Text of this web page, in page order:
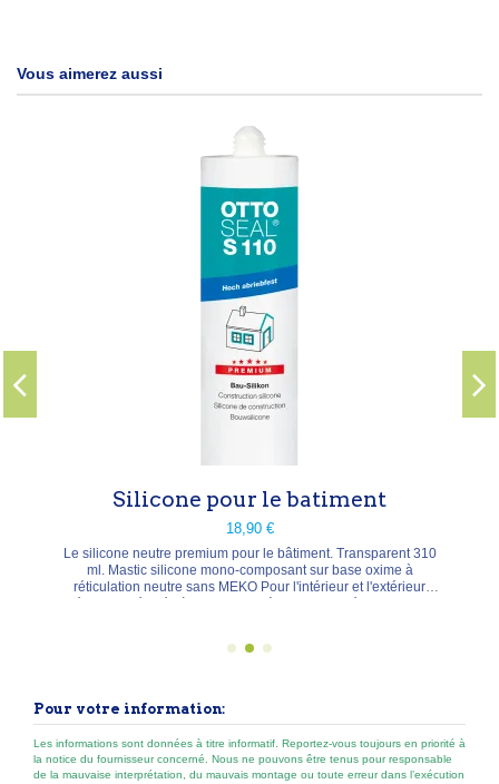
Vous aimerez aussi
Silicone pour le batiment
18,90 €
Le silicone neutre premium pour le bâtiment. Transparent 310
ml. Mastic silicone mono-composant sur base oxime à
réticulation neutre sans MEKO Pour l'intérieur et l'extérieur
Résistance élevée à l’abrasion Très bonne adhérence sur de
Pour votre information:
Les informations sont données à titre informatif. Reportez-vous toujours en priorité à
la notice du fournisseur concerné. Nous ne pouvons être tenus pour responsable
de la mauvaise interprétation, du mauvais montage ou toute erreur dans l’exécution